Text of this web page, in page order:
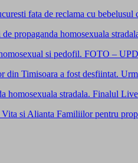
fata de reclama cu bebelusul
propaganda homosexuala
si pedofil. FOTO –
din Timisoara a fost desfiintat.
homosexuala stradala. Finalul
si Alianta Familiilor pentru